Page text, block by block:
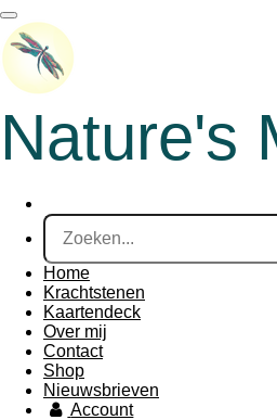
Ga
direct
naar
de
hoofdinhoud
Nature's
Home
Krachtstenen
Kaartendeck
Over mij
Contact
Shop
Nieuwsbrieven
Account